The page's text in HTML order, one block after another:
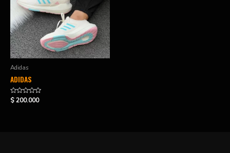
Adidas
ADIDAS
Valorado
en
$200.000